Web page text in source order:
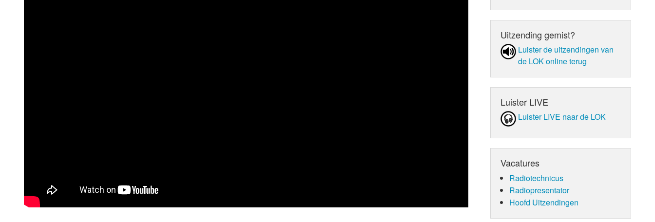
Uitzending gemist?
Luister de uit­zen­din­gen van
de LOK online terug
Luister LIVE
Luister LIVE naar de LOK
Vacatures
Radiotechnicus
Radiopresentator
Hoofd Uitzendingen